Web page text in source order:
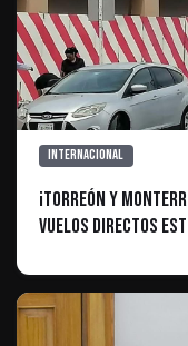
Internacional
¡Torreón y
vuelos directos